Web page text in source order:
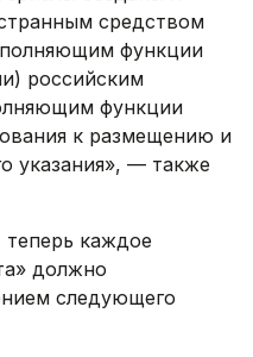
средством
функции
российским
функции
к размещению и
указания», — также
теперь каждое
должно
следующего